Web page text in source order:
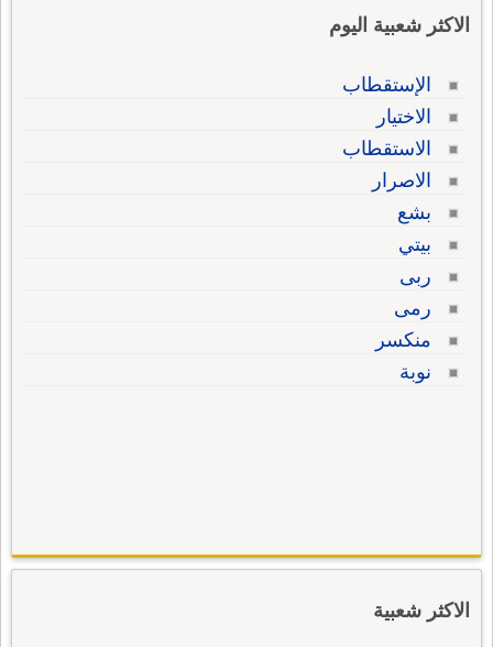
الاكثر شعبية اليوم
الإستقطاب
الاختيار
الاستقطاب
الاصرار
بشع
بيتي
ربى
رمى
منكسر
نوبة
الاكثر شعبية